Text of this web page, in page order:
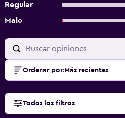
Regular
Malo
Ordenar por: Más recientes
Todos los filtros